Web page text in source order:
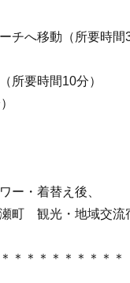
チへ移動（所要時間
所要時間10分）
ー・着替え後、
町 観光・地域交流
＊＊＊＊＊＊＊＊＊